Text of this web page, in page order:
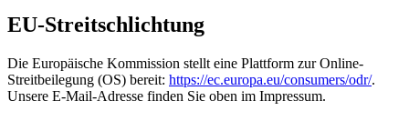
EU-Streitschlichtung
Die Europäische Kommission stellt eine Plattform zur Online-
Streitbeilegung (OS) bereit: https://ec.europa.eu/consumers/odr/.
Unsere E-Mail-Adresse finden Sie oben im Impressum.